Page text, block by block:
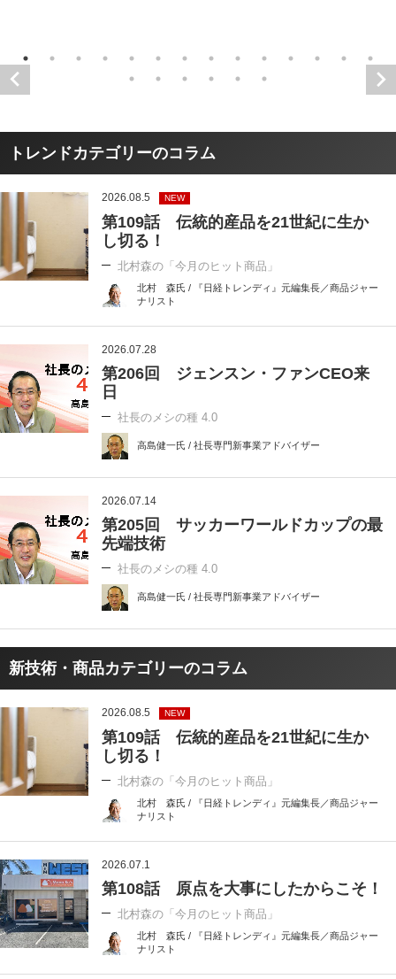
トレンドカテゴリーのコラム
2026.08.5 NEW
第109話 伝統的産品を21世紀に生か
し切る！
北村森の「今月のヒット商品」
北村 森氏 / 『日経トレンディ』元編集長／商品ジャー
ナリスト
2026.07.28
第206回 ジェンスン・ファンCEO来
日
社長のメシの種 4.0
高島健一氏 / 社長専門新事業アドバイザー
2026.07.14
第205回 サッカーワールドカップの最
先端技術
社長のメシの種 4.0
高島健一氏 / 社長専門新事業アドバイザー
新技術・商品カテゴリーのコラム
2026.08.5 NEW
第109話 伝統的産品を21世紀に生か
し切る！
北村森の「今月のヒット商品」
北村 森氏 / 『日経トレンディ』元編集長／商品ジャー
ナリスト
2026.07.1
第108話 原点を大事にしたからこそ！
北村森の「今月のヒット商品」
北村 森氏 / 『日経トレンディ』元編集長／商品ジャー
ナリスト